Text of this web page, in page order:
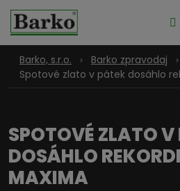
Barko, s.r.o.
Barko zpravodaj
Spotové zlato v pátek dosáhlo
SPOTOVÉ ZLATO V
DOSÁHLO
MAXIMA